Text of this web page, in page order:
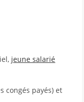
jeune salarié
congés payés) et